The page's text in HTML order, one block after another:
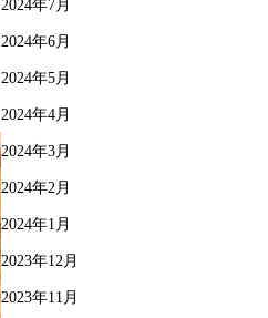
2024年7月
2024年6月
2024年5月
2024年4月
2024年3月
2024年2月
2024年1月
2023年12月
2023年11月